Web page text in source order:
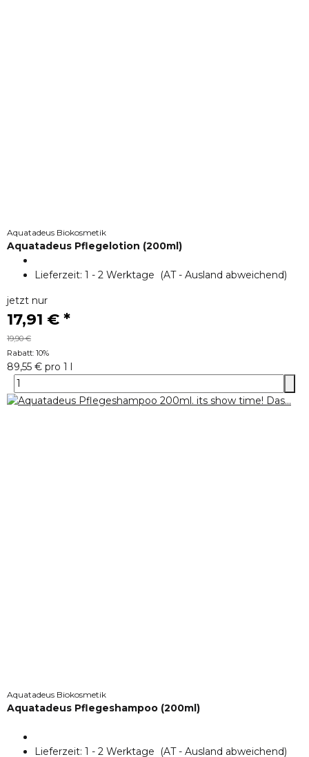
Aquatadeus Biokosmetik
Aquatadeus Pflegelotion (200ml)
Lieferzeit: 1 - 2 Werktage (AT - Ausland abweichend)
jetzt nur
17,91 € *
19,90 €
Rabatt: 10%
89,55 € pro 1 l
Aquatadeus Biokosmetik
Aquatadeus Pflegeshampoo (200ml)
Lieferzeit: 1 - 2 Werktage (AT - Ausland abweichend)